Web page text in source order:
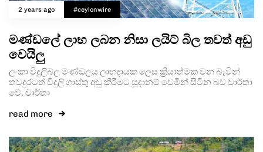
2 years ago #ceylonwire
මණ්ඩලේ ලාභ ලබන නිසා ලයිට් බිල තවත් අඩු
වෙයිලු
ලංකා විදුලිබල මණ්ඩලය ලාභදායක ලෙස ක්‍රියාත්මක වන බැවින්
තවදුරටත් විදුලි ගාස්තු අඩු කිරීමට සූදානම් වෙමින් සිටින බව වාර්තා
වේ. වාර්තා
read more